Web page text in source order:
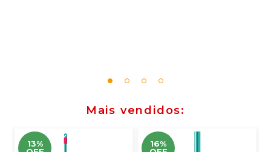
Mais vendidos
13%
16%